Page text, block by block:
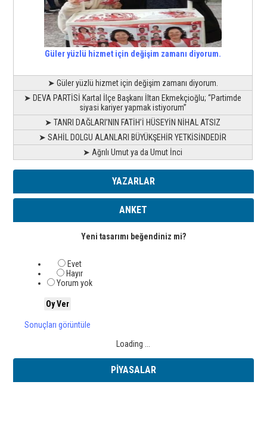
Güler yüzlü hizmet için değişim zamanı diyorum.
➤ Güler yüzlü hizmet için değişim zamanı diyorum.
➤ DEVA PARTİSİ Kartal İlçe Başkanı İltan Ekmekçioğlu; “Partimde
siyasi kariyer yapmak istiyorum”
➤ TANRI DAĞLARI’NIN FATİH’İ HÜSEYİN NİHAL ATSIZ
➤ SAHİL DOLGU ALANLARI BÜYÜKŞEHİR YETKİSİNDEDİR
➤ Ağrılı Umut ya da Umut İnci
YAZARLAR
ANKET
Yeni tasarımı beğendiniz mi?
Evet
Hayır
Yorum yok
Sonuçları görüntüle
Loading ...
PİYASALAR